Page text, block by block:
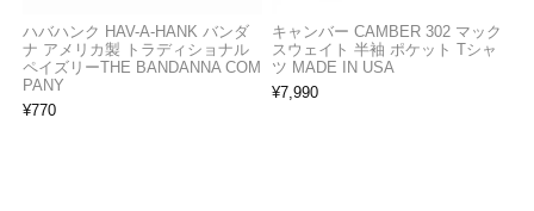
ハバハンク HAV-A-HANK バンダ
ナ アメリカ製 トラディショナル
ペイズリーTHE BANDANNA COM
PANY
¥770
キャンバー CAMBER 302 マック
スウェイト 半袖 ポケット Tシャ
ツ MADE IN USA
¥7,990